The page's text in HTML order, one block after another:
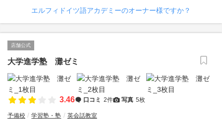
エルフィドイツ語アカデミーのオーナー様ですか？
店舗公式
大学進学塾 灘ゼミ
3.46 口コミ 2件 写真 5枚
予備校 学習塾・塾 英会話教室